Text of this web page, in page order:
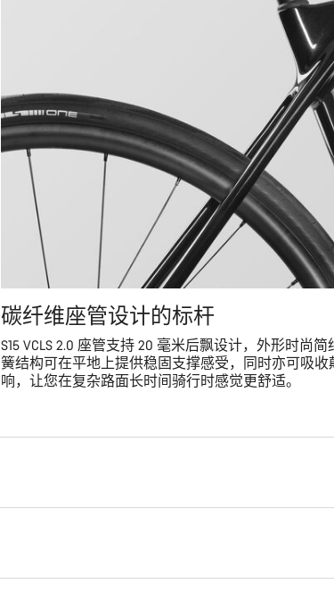
碳纤维座管设计的标杆
S15 VCLS 2.0 座管支持 20 毫米后飘设计，外形时尚
簧结构可在平地上提供稳固支撑感受，同时亦可吸
响，让您在复杂路面长时间骑行时感觉更舒适。